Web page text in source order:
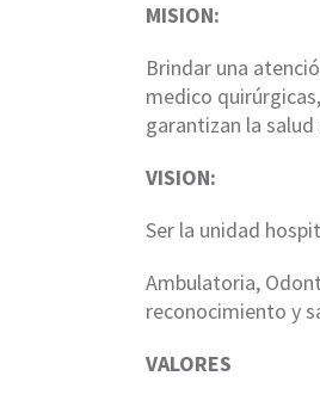
MISION:
Brindar una
medico
garantizan la
VISION:
Ser la unidad
Ambulatoria,
reconocimiento y
VALORES